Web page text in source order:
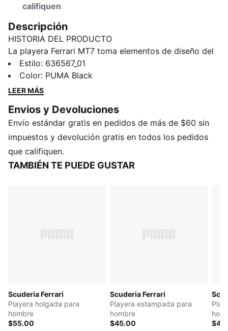
califiquen
Descripción
HISTORIA DEL PRODUCTO
La playera Ferrari MT7 toma elementos de diseño del
legado de carreras de Scuderia Ferrari con precisión,
actitud y una energía inconfundible. Los paneles en
contraste y los icónicos parches en el pecho
CARACTERÍSTICAS Y BENEFICIOS
Producto fabricado con al menos un 20% de
materiales reciclados
DETALLES
Producto diseñado para: Lifestyle by PUMA
Estilo: 636567_01
Color: PUMA Black
LEER MÁS
Envios y Devoluciones
Envío estándar gratis en pedidos de más de $60 sin
impuestos y devolución gratis en todos los pedidos
que califiquen.
TAMBIÉN TE PUEDE GUSTAR
Scuderia Ferrari
Playera holgada para
hombre
$55.00
Scuderia Ferrari
Playera estampada para
hombre
$45.00